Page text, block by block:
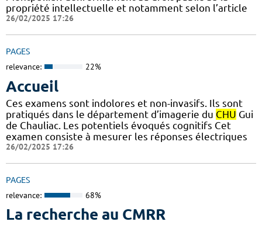
propriété intellectuelle et notamment selon l’article
26/02/2025 17:26
PAGES
relevance: 22%
Accueil
Ces examens sont indolores et non-invasifs. Ils sont
pratiqués dans le département d’imagerie du CHU Gui
de Chauliac. Les potentiels évoqués cognitifs Cet
examen consiste à mesurer les réponses électriques
26/02/2025 17:26
PAGES
relevance: 68%
La recherche au CMRR